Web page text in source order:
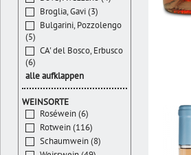
Broglia, Gavi (3)
Bulgarini, Pozzolengo
(5)
CA' del Bosco, Erbusco
(6)
alle aufklappen
WEINSORTE
Roséwein (6)
Rotwein (116)
Schaumwein (8)